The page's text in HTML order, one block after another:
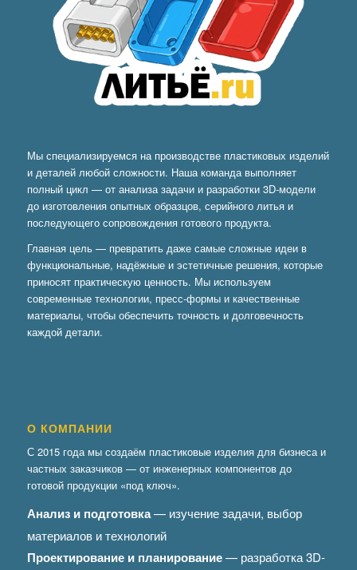
Мы специализируемся на производстве пластиковых изделий
и деталей любой сложности. Наша команда выполняет
полный цикл — от анализа задачи и разработки 3D-модели
до изготовления опытных образцов, серийного литья и
последующего сопровождения готового продукта.
Главная цель — превратить даже самые сложные идеи в
функциональные, надёжные и эстетичные решения, которые
приносят практическую ценность. Мы используем
современные технологии, пресс-формы и качественные
материалы, чтобы обеспечить точность и долговечность
каждой детали.
О КОМПАНИИ
С 2015 года мы создаём пластиковые изделия для бизнеса и
частных заказчиков — от инженерных компонентов до
готовой продукции «под ключ».
Анализ и подготовка— изучение задачи, выбор
материалов и технологий
Проектирование и планирование— разработка 3D-